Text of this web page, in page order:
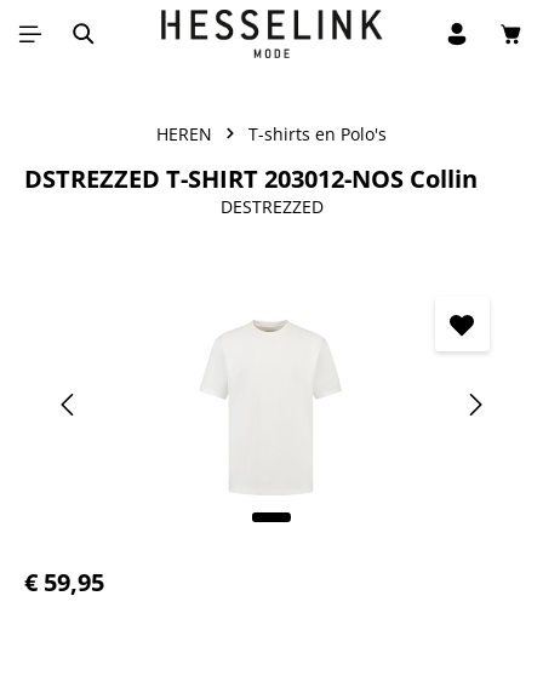
Ga naar de hoofdinhoud
HEREN T-shirts en Polo's
DSTREZZED T-SHIRT 203012-NOS Collin
DESTREZZED
Normale prijs:
€ 59,95